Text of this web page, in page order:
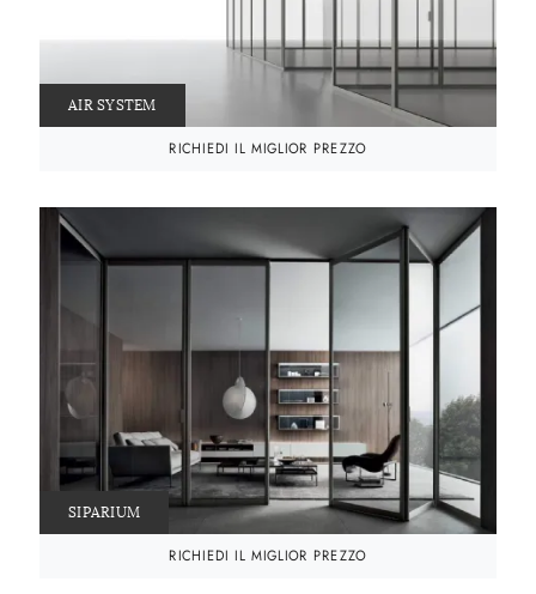
AIR SYSTEM
RICHIEDI IL MIGLIOR PREZZO
SIPARIUM
RICHIEDI IL MIGLIOR PREZZO